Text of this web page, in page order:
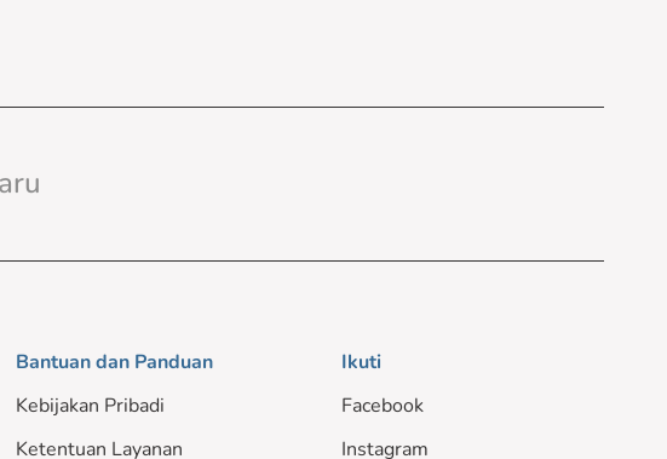
Bantuan dan Panduan
Kebijakan Pribadi
Ketentuan Layanan
Ikuti
Facebook
Instagram